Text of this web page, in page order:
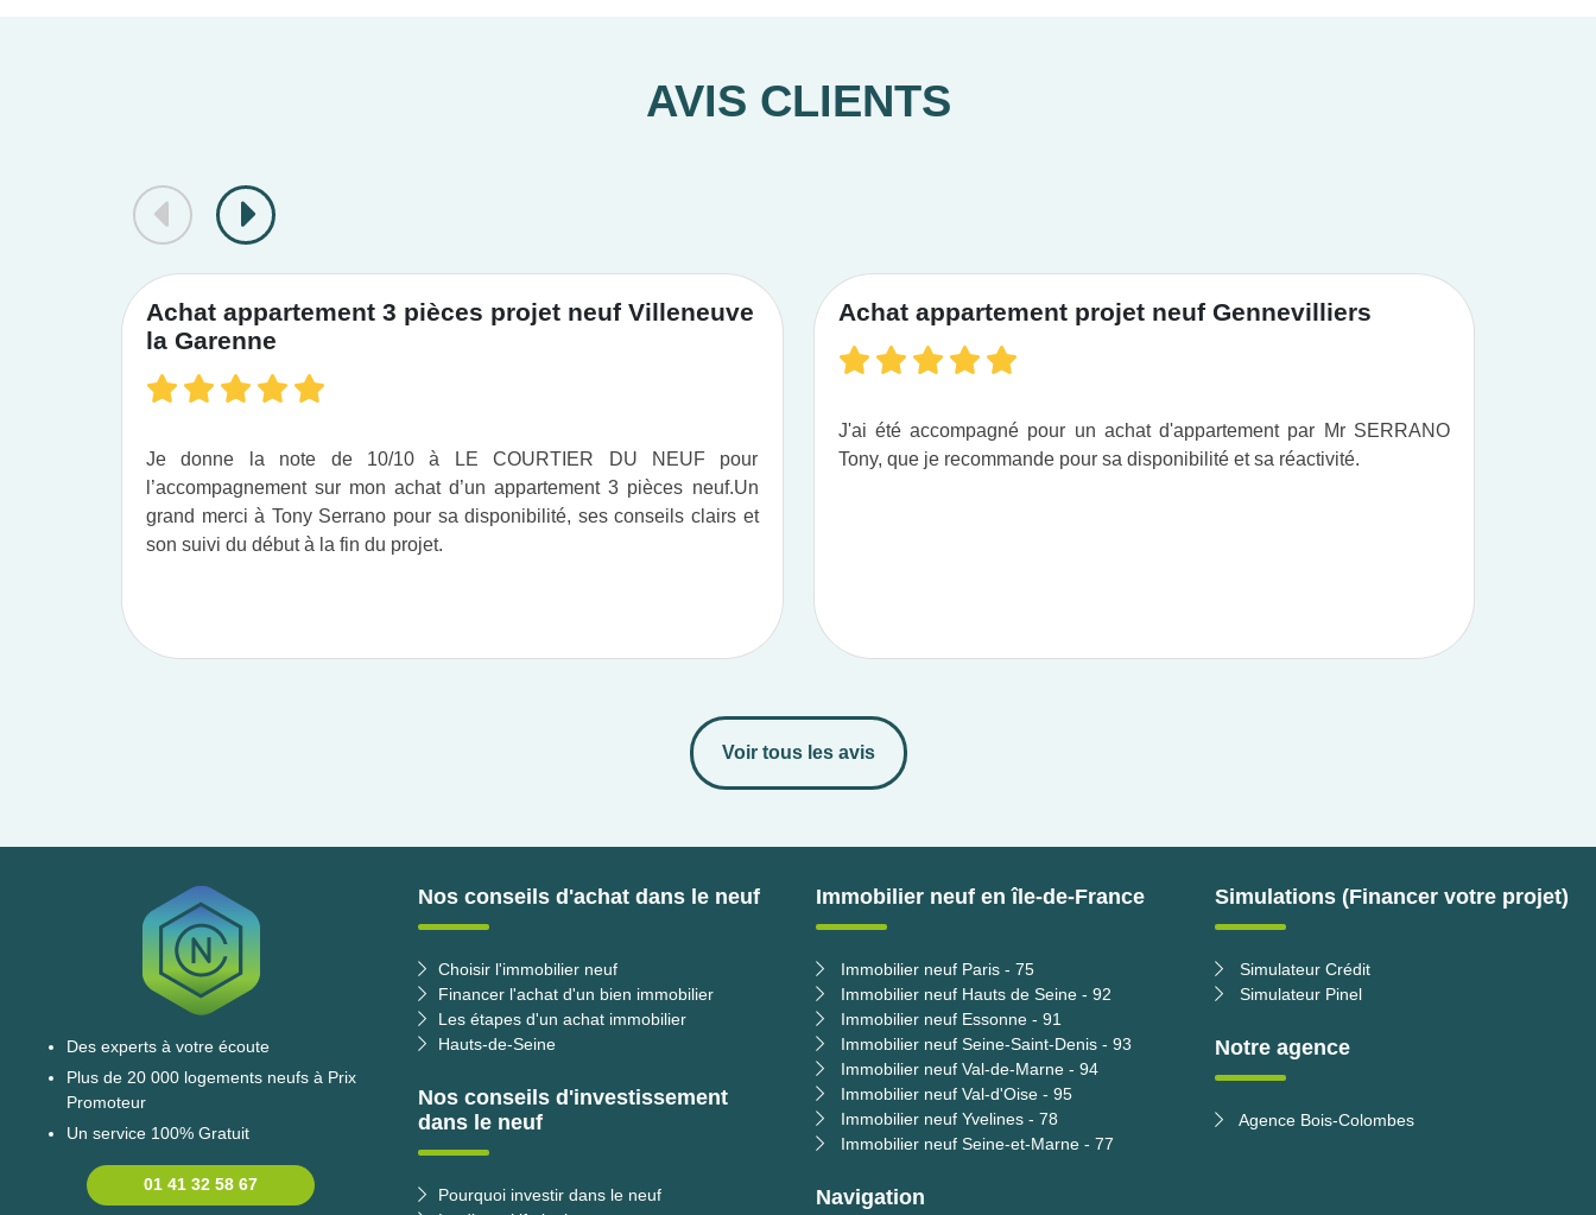
AVIS CLIENTS
Achat appartement 3 pièces projet neuf Villeneuve
la Garenne
Je donne la note de 10/10 à LE COURTIER DU NEUF pour
l’accompagnement sur mon achat d’un appartement 3 pièces neuf.​ Un
grand merci à Tony Serrano pour sa disponibilité, ses conseils clairs et
son suivi du début à la fin du projet.​
Achat appartement projet neuf Gennevilliers
J'ai été accompagné pour un achat d'appartement par Mr SERRANO
Tony, que je recommande pour sa disponibilité et sa réactivité.
Voir tous les avis
Des experts à votre écoute
Plus de 20 000 logements neufs à Prix
Promoteur
Un service 100% Gratuit
01 41 32 58 67
Nos conseils d'achat dans le neuf
Choisir l'immobilier neuf
Financer l'achat d'un bien immobilier
Les étapes d'un achat immobilier
Hauts-de-Seine
Nos conseils d'investissement
dans le neuf
Pourquoi investir dans le neuf
Immobilier neuf en île-de-France
Immobilier neuf Paris - 75
Immobilier neuf Hauts de Seine - 92
Immobilier neuf Essonne - 91
Immobilier neuf Seine-Saint-Denis - 93
Immobilier neuf Val-de-Marne - 94
Immobilier neuf Val-d'Oise - 95
Immobilier neuf Yvelines - 78
Immobilier neuf Seine-et-Marne - 77
Navigation
Simulations (Financer votre projet)
Simulateur Crédit
Simulateur Pinel
Notre agence
Agence Bois-Colombes